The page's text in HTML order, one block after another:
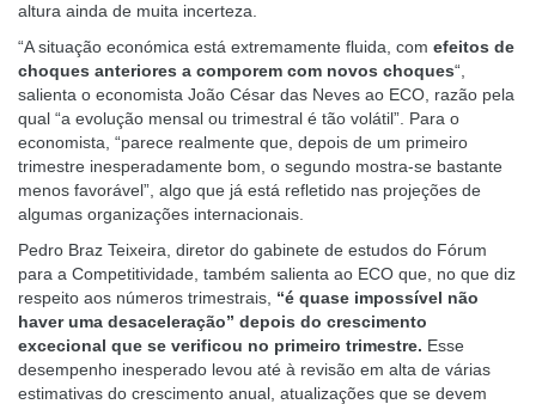
altura ainda de muita incerteza.
“A situação económica está extremamente fluida, com efeitos de
choques anteriores a comporem com novos choques“,
salienta o economista João César das Neves ao ECO, razão pela
qual “a evolução mensal ou trimestral é tão volátil”. Para o
economista, “parece realmente que, depois de um primeiro
trimestre inesperadamente bom, o segundo mostra-se bastante
menos favorável”, algo que já está refletido nas projeções de
algumas organizações internacionais.
Pedro Braz Teixeira, diretor do gabinete de estudos do Fórum
para a Competitividade, também salienta ao ECO que, no que diz
respeito aos números trimestrais, “é quase impossível não
haver uma desaceleração” depois do crescimento
excecional que se verificou no primeiro trimestre. Esse
desempenho inesperado levou até à revisão em alta de várias
estimativas do crescimento anual, atualizações que se devem